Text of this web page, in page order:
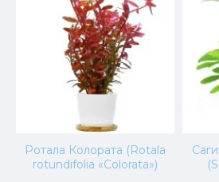
Ротала Колората (Rotala
rotundifolia «Colorata»)